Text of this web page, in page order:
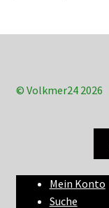
© Volkmer24 2026
Mein Konto
Suche